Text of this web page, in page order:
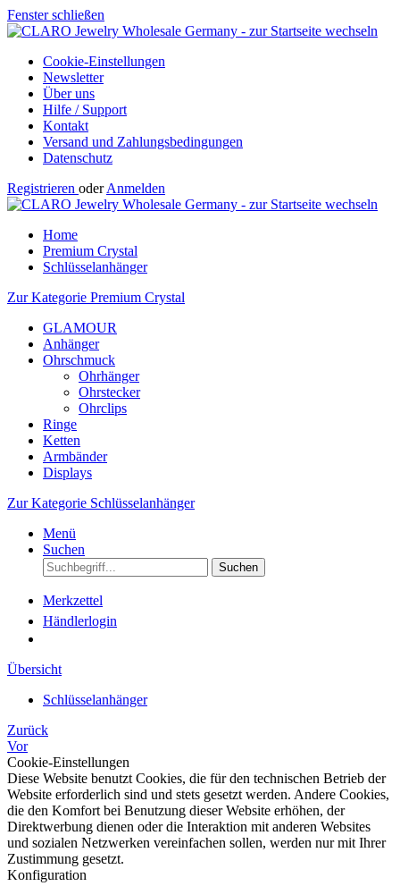
Fenster schließen
Cookie-Einstellungen
Newsletter
Über uns
Hilfe / Support
Kontakt
Versand und Zahlungsbedingungen
Datenschutz
Registrieren oder Anmelden
Home
Premium Crystal
Schlüsselanhänger
Zur Kategorie Premium Crystal
GLAMOUR
Anhänger
Ohrschmuck
Ohrhänger
Ohrstecker
Ohrclips
Ringe
Ketten
Armbänder
Displays
Zur Kategorie Schlüsselanhänger
Menü
Suchen
Suchen
Merkzettel
Händlerlogin
Übersicht
Schlüsselanhänger
Zurück
Vor
Cookie-Einstellungen
Diese Website benutzt Cookies, die für den technischen Betrieb der
Website erforderlich sind und stets gesetzt werden. Andere Cookies,
die den Komfort bei Benutzung dieser Website erhöhen, der
Direktwerbung dienen oder die Interaktion mit anderen Websites
und sozialen Netzwerken vereinfachen sollen, werden nur mit Ihrer
Zustimmung gesetzt.
Konfiguration